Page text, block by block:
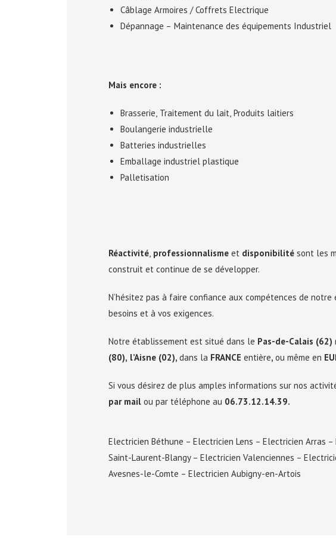
Câblage Armoires / Coffrets Electrique
Dépannage – Maintenance des équipements Industriel
Mais encore :
Brasserie, Traitement du lait, Produits laitiers
Boulangerie industrielle
Batteries industrielles
Emballage industriel plastique
Palletisation
Réactivité, professionnalisme et disponibilité sont les
construit et continue de se développer.
N’hésitez pas à faire confiance aux compétences de
besoins et à vos exigences.
Notre établissement est situé dans le Pas-de-Calais (62)
(80), l’Aisne (02), dans la FRANCE entière, ou même en
Si vous désirez de plus amples informations sur nos
par mail ou par téléphone au 06.73.12.14.39.
Electricien Béthune – Electricien Lens – Electricien Arras –
Saint-Laurent-Blangy– Electricien Valenciennes –
Avesnes-le-Comte – Electricien Aubigny-en-Artois